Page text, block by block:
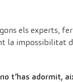
els experts,
la impossibilitat
t’has